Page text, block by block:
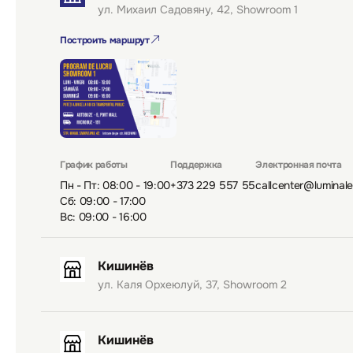
ул. Михаил Садовяну, 42, Showroom 1
Построить маршрут
График работы
Пн - Пт: 08:00 - 19:00
Сб: 09:00 - 17:00
Вс: 09:00 - 16:00
Поддержка
+373 229 557 55
Электронная почта
Кишинёв
ул. Каля Орхеюлуй, 37, Showroom 2
Кишинёв